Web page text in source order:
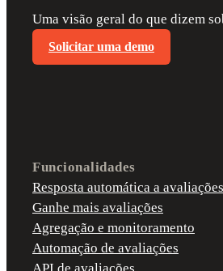
Uma visão geral do que dizem
Solicitar uma demo
Funcionalidades
Resposta automática a avaliações
Ganhe mais avaliações
Agregação e monitoramento
Automação de avaliações
API de avaliações